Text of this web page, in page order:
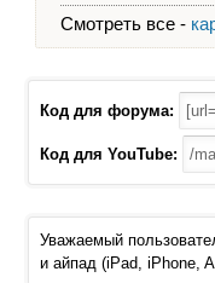
Смотреть все -
Код для форума:
Код для YouTube:
Уважаемый
и айпад (iPad, iPhone,